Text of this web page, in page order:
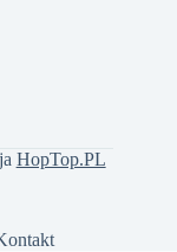
HopTop.PL